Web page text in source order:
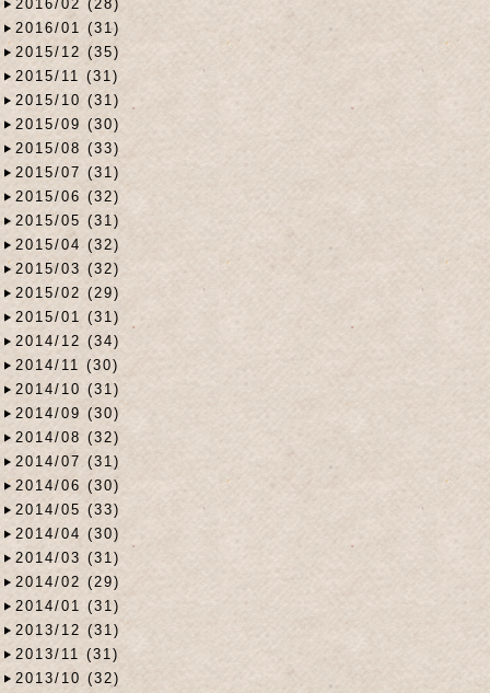
2016/02 (28)
2016/01 (31)
2015/12 (35)
2015/11 (31)
2015/10 (31)
2015/09 (30)
2015/08 (33)
2015/07 (31)
2015/06 (32)
2015/05 (31)
2015/04 (32)
2015/03 (32)
2015/02 (29)
2015/01 (31)
2014/12 (34)
2014/11 (30)
2014/10 (31)
2014/09 (30)
2014/08 (32)
2014/07 (31)
2014/06 (30)
2014/05 (33)
2014/04 (30)
2014/03 (31)
2014/02 (29)
2014/01 (31)
2013/12 (31)
2013/11 (31)
2013/10 (32)